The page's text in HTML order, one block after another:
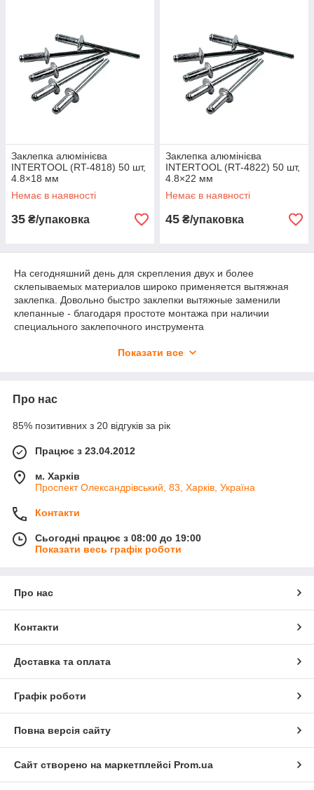
Заклепка алюмінієва
INTERTOOL (RT-4818) 50 шт,
4.8×18 мм
Немає в наявності
35 ₴/упаковка
Заклепка алюмінієва
INTERTOOL (RT-4822) 50 шт,
4.8×22 мм
Немає в наявності
45 ₴/упаковка
На сегодняшний день для скрепления двух и более
склепываемых материалов широко применяется вытяжная
заклепка. Довольно быстро заклепки вытяжные заменили
клепанные - благодаря простоте монтажа при наличии
специального заклепочного инструмента
строительстве, судостроении и судоремонте,
промышленности и т. д. Они обеспечивают достаточно
прочное соединение, однако, для креплений, требующих
сверх прочное соединение, применяют заклепки резьбовые.
Показати все
Про нас
85% позитивних з 20 відгуків за рік
Працює з 23.04.2012
м. Харків
Проспект Олександрівський, 83, Харків, Україна
Контакти
Сьогодні працює з 08:00 до 19:00
Показати весь графік роботи
Про нас
Контакти
Доставка та оплата
Графік роботи
Повна версія сайту
Сайт створено на маркетплейсі Prom.ua